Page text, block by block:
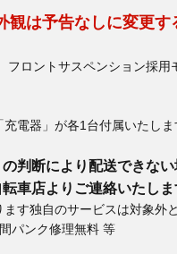
観は予告なしに変更
ロントサスペンション採用
電器」が各1台付属いたしま
判断により配送できない
車店よりご連絡いたし
す独自のサービスは対象外
パンク修理無料 等